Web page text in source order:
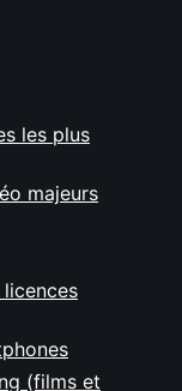
les plus
majeurs
(films et